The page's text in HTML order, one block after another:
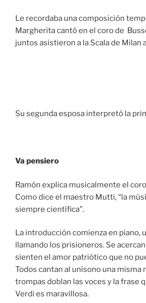
Le recordaba una composición
Margherita cantó en el coro de
juntos asistieron a la Scala de Milan
Su segunda esposa interpretó la
Va pensiero
Ramón explica musicalmente el
Como dice el maestro Mutti, “la
siempre científica”.
La introducción comienza en piano,
llamando los prisioneros. Se
sienten el amor patriótico que no
Todos cantan al unísono una misma
trompas doblan las voces y la frase
Verdi es maravillosa.